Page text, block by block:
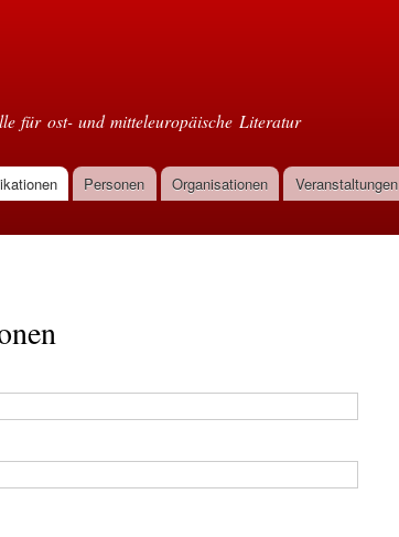
für ost- und mitteleuropäische Literatur
Personen Organisationen Veranstaltungen